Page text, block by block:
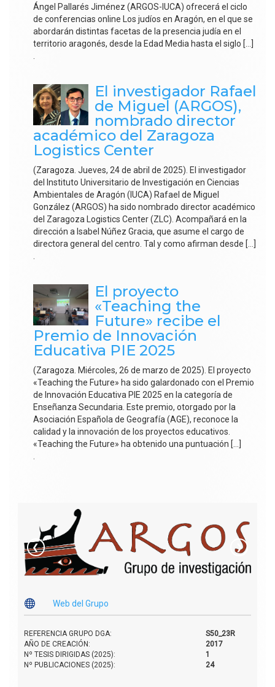
Ángel Pallarés Jiménez (ARGOS-IUCA) ofrecerá el ciclo
de conferencias online Los judíos en Aragón, en el que se
abordarán distintas facetas de la presencia judía en el
territorio aragonés, desde la Edad Media hasta el siglo […]
El investigador Rafael
de Miguel (ARGOS),
nombrado director
académico del Zaragoza
Logistics Center
(Zaragoza. Jueves, 24 de abril de 2025). El investigador
del Instituto Universitario de Investigación en Ciencias
Ambientales de Aragón (IUCA) Rafael de Miguel
González (ARGOS) ha sido nombrado director académico
del Zaragoza Logistics Center (ZLC). Acompañará en la
dirección a Isabel Núñez Gracia, que asume el cargo de
directora general del centro. Tal y como afirman desde […]
El proyecto
«Teaching the
Future» recibe el
Premio de Innovación
Educativa PIE 2025
(Zaragoza. Miércoles, 26 de marzo de 2025). El proyecto
«Teaching the Future» ha sido galardonado con el Premio
de Innovación Educativa PIE 2025 en la categoría de
Enseñanza Secundaria. Este premio, otorgado por la
Asociación Española de Geografía (AGE), reconoce la
calidad y la innovación de los proyectos educativos.
«Teaching the Future» ha obtenido una puntuación […]